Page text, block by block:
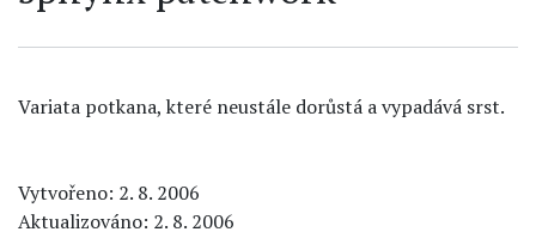
Variata potkana, které neustále dorůstá a vypadává srst.
Vytvořeno: 2. 8. 2006
Aktualizováno: 2. 8. 2006